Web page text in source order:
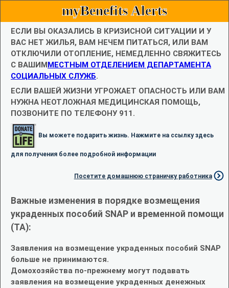
myBenefits Alerts
ЕСЛИ ВЫ ОКАЗАЛИСЬ В КРИЗИСНОЙ СИТУАЦИИ И У
ВАС НЕТ ЖИЛЬЯ, ВАМ НЕЧЕМ ПИТАТЬСЯ, ИЛИ ВАМ
ОТКЛЮЧИЛИ ОТОПЛЕНИЕ, НЕМЕДЛЕННО СВЯЖИТЕСЬ
С ВАШИММЕСТНЫМ ОТДЕЛЕНИЕМ ДЕПАРТАМЕНТА
СОЦИАЛЬНЫХ СЛУЖБ.
ЕСЛИ ВАШЕЙ ЖИЗНИ УГРОЖАЕТ ОПАСНОСТЬ ИЛИ ВАМ
НУЖНА НЕОТЛОЖНАЯ МЕДИЦИНСКАЯ ПОМОЩЬ,
ПОЗВОНИТЕ ПО ТЕЛЕФОНУ 911.
Вы можете подарить жизнь. Нажмите на ссылку здесь
для получения более подробной информации
Посетите домашнюю страничку работника
Важные изменения в порядке возмещения
украденных пособий SNAP и временной помощи
(TA):
Заявления на возмещение украденных пособий SNAP
больше не принимаются.
Домохозяйства по-прежнему могут подавать
заявления на возмещение украденных денежных